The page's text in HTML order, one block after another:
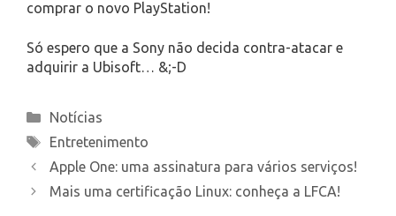
comprar o novo PlayStation!
Só espero que a Sony não decida contra-atacar e
adquirir a Ubisoft… &;-D
Categories
Notícias
Tags
Entretenimento
Apple One: uma assinatura para vários serviços!
Mais uma certificação Linux: conheça a LFCA!